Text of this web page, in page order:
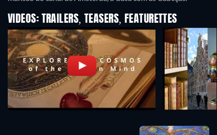
VIDEOS: TRAILERS, TEASERS, FEATURETTES